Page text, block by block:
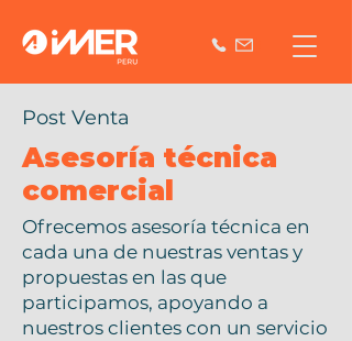
Post Venta
Asesoría técnica
comercial
Ofrecemos asesoría técnica en
cada una de nuestras ventas y
propuestas en las que
participamos, apoyando a
nuestros clientes con un servicio